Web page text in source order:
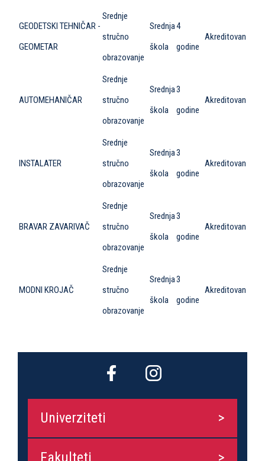
GEODETSKI TEHNIČAR -
GEOMETAR
Srednje
stručno
obrazovanje
Srednja
škola
4
godine
Akreditovan
AUTOMEHANIČAR
Srednje
stručno
obrazovanje
Srednja
škola
3
godine
Akreditovan
INSTALATER
Srednje
stručno
obrazovanje
Srednja
škola
3
godine
Akreditovan
BRAVAR ZAVARIVAČ
Srednje
stručno
obrazovanje
Srednja
škola
3
godine
Akreditovan
MODNI KROJAČ
Srednje
stručno
obrazovanje
Srednja
škola
3
godine
Akreditovan
Univerziteti
Fakulteti